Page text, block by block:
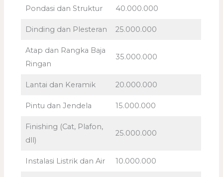
Pondasi dan Struktur 40.000.000
Dinding dan Plesteran 25.000.000
Atap dan Rangka Baja
Ringan
35.000.000
Lantai dan Keramik 20.000.000
Pintu dan Jendela 15.000.000
Finishing (Cat, Plafon,
dll)
25.000.000
Instalasi Listrik dan Air 10.000.000